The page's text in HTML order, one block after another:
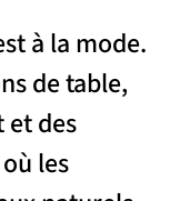
à la mode.
de table,
et des
les